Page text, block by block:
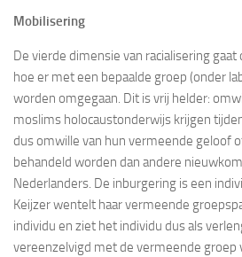
Mobilisering
De vierde dimensie van racialisering
hoe er met een bepaalde groep (onder
worden omgegaan. Dit is vrij helder:
moslims holocaustonderwijs krijgen
dus omwille van hun vermeende geloof
behandeld worden dan andere
Nederlanders. De inburgering is een
Keijzer wentelt haar vermeende
individu en ziet het individu dus als
vereenzelvigd met de vermeende groep